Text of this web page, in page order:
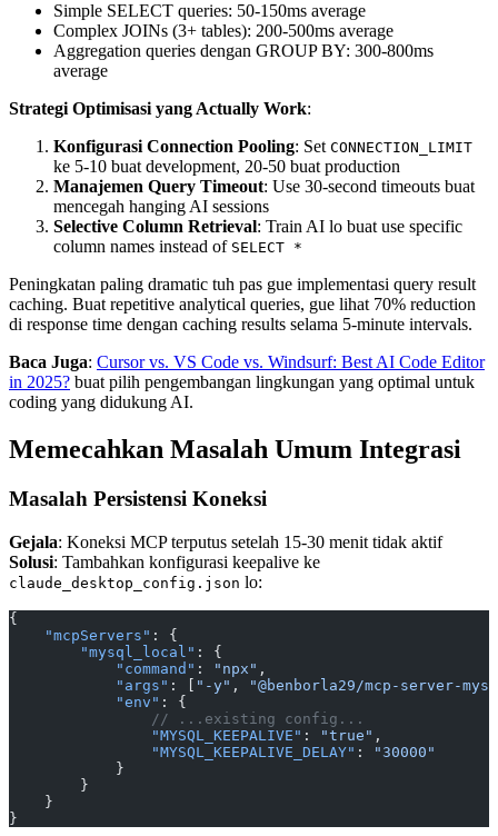
Simple SELECT queries: 50-150ms average
Complex JOINs (3+ tables): 200-500ms average
Aggregation queries dengan GROUP BY: 300-800ms
average
Strategi Optimisasi yang Actually Work:
Konfigurasi Connection Pooling: Set CONNECTION_LIMIT
ke 5-10 buat development, 20-50 buat production
Manajemen Query Timeout: Use 30-second timeouts buat
mencegah hanging AI sessions
Selective Column Retrieval: Train AI lo buat use specific
column names instead of SELECT *
Peningkatan paling dramatic tuh pas gue implementasi query result
caching. Buat repetitive analytical queries, gue lihat 70% reduction
di response time dengan caching results selama 5-minute intervals.
Baca Juga: Cursor vs. VS Code vs. Windsurf: Best AI Code Editor
in 2025? buat pilih pengembangan lingkungan yang optimal untuk
coding yang didukung AI.
Memecahkan Masalah Umum Integrasi
Masalah Persistensi Koneksi
Gejala: Koneksi MCP terputus setelah 15-30 menit tidak aktif
Solusi: Tambahkan konfigurasi keepalive ke
claude_desktop_config.json lo:
{
    "mcpServers"
: {
        "mysql_local"
: {
            "command"
: "npx" ,
            "args"
: [ "-y" ,
"@benborla29/mcp-server-
            "env"
: {
                // ...existing config...
                "MYSQL_KEEPALIVE"
: "true" ,
                "MYSQL_KEEPALIVE_DELAY"
:
"30000"
            }
        }
    }
}